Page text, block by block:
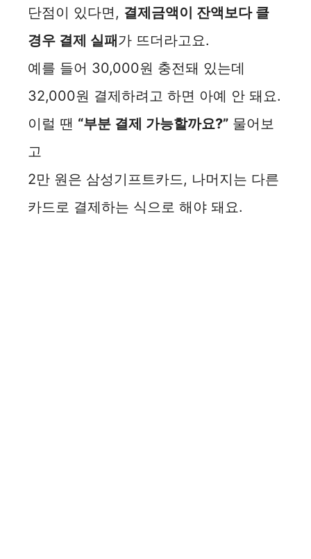
단점이 있다면, 결제금액이 잔액보다 클
경우 결제 실패가 뜨더라고요.
예를 들어 30,000원 충전돼 있는데
32,000원 결제하려고 하면 아예 안 돼요.
이럴 땐 “부분 결제 가능할까요?” 물어보
고
2만 원은 삼성기프트카드, 나머지는 다른
카드로 결제하는 식으로 해야 돼요.